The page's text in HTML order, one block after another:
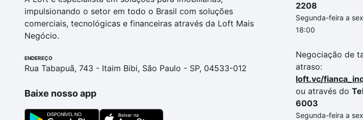
impulsionando o setor em todo o Brasil com soluções
comerciais, tecnológicas e financeiras através da Loft Mais
Negócio.
ENDEREÇO
Rua Tabapuã, 743 - Itaim Bibi, São Paulo - SP, 04533-012
Baixe nosso app
2208
Segunda-feira a
18:00
Negociação de
atraso:
loft.vc/
ou através do
6003
Segunda-feira a